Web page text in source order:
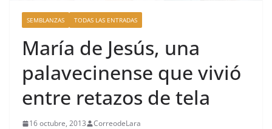
SEMBLANZAS TODAS LAS ENTRADAS
María de Jesús, una
palavecinense que vivió
entre retazos de tela
16 octubre, 2013 CorreodeLara